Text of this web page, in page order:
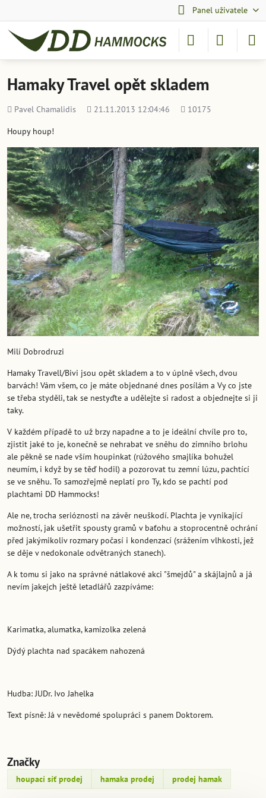
Panel uživatele
Hamaky Travel opět skladem
Přidal
Pavel Chamalidis Přidáno
21.11.2013 12:04:46
Počet
10175
Houpy houp!
Milí Dobrodruzi
Hamaky Travell/Bivi jsou opět skladem a to v úplně všech, dvou
barvách! Vám všem, co je máte objednané dnes posílám a Vy co jste
se třeba styděli, tak se nestyďte a udělejte si radost a objednejte si ji
taky.
V každém případě to už brzy napadne a to je ideální chvíle pro to,
zjistit jaké to je, konečně se nehrabat ve sněhu do zimního brlohu
ale pěkně se nade vším houpinkat (rúžového smajlíka bohužel
neumím, i když by se těď hodil) a pozorovat tu zemní lúzu, pachtící
se ve sněhu. To samozřejmě neplatí pro Ty, kdo se pachtí pod
plachtami DD Hammocks!
Ale ne, trocha serióznosti na závěr neuškodí. Plachta je vynikající
možností, jak ušetřit spousty gramů v baťohu a stoprocentně ochrání
před jakýmikoliv rozmary počasí i kondenzací (srážením vlhkosti, jež
se děje v nedokonale odvětraných stanech).
A k tomu si jako na správné nátlakové akci "šmejdů" a skájlajnů a já
nevím jakejch ještě letadlářů zazpíváme:
Karimatka, alumatka, kamizolka zelená
Dýdý plachta nad spacákem nahozená
Hudba: JUDr. Ivo Jahelka
Text písně: Já v nevědomé spolupráci s panem Doktorem.
Značky
houpací síť prodej hamaka prodej prodej hamak